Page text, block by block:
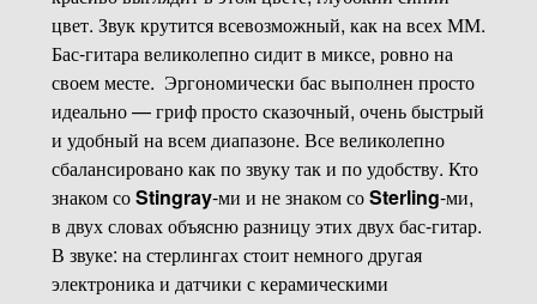
цвет. Звук крутится всевозможный, как на всех ММ.
Бас-гитара великолепно сидит в миксе, ровно на
своем месте. Эргономически бас выполнен просто
идеально — гриф просто сказочный, очень быстрый
и удобный на всем диапазоне. Все великолепно
сбалансировано как по звуку так и по удобству. Кто
знаком соStingray-ми и не знаком соSterling-ми,
в двух словах объясню разницу этих двух бас-гитар.
В звуке: на стерлингах стоит немного другая
электроника и датчики с керамическими